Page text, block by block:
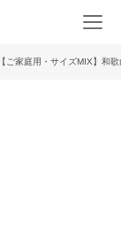
【ご家庭用・サイズMIX】